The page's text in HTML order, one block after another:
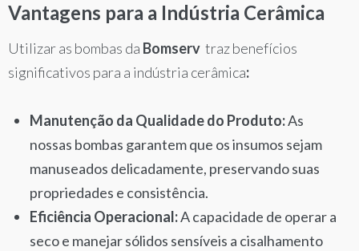
Vantagens para a Indústria Cerâmica
Utilizar as bombas da Bomserv traz benefícios
significativos para a indústria cerâmica:
Manutenção da Qualidade do Produto:As
nossas bombas garantem que os insumos sejam
manuseados delicadamente, preservando suas
propriedades e consistência.
Eficiência Operacional:A capacidade de operar a
seco e manejar sólidos sensíveis a cisalhamento